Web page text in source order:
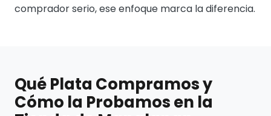
comprador serio, ese enfoque marca la diferencia.
Qué Plata Compramos y
Cómo la Probamos en la